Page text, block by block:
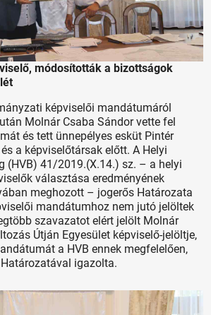
módosították a bizottságok
képviselői mandátumáról
Molnár Csaba Sándor vette fel
és tett ünnepélyes esküt Pintér
a képviselőtársak előtt. A Helyi
(HVB) 41/2019.(X.14.) sz. – a helyi
választása eredményének
meghozott – jogerős Határozata
mandátumhoz nem jutó jelöltek
szavazatot elért jelölt Molnár
Útján Egyesület képviselő-jelöltje,
a HVB ennek megfelelően,
igazolta.